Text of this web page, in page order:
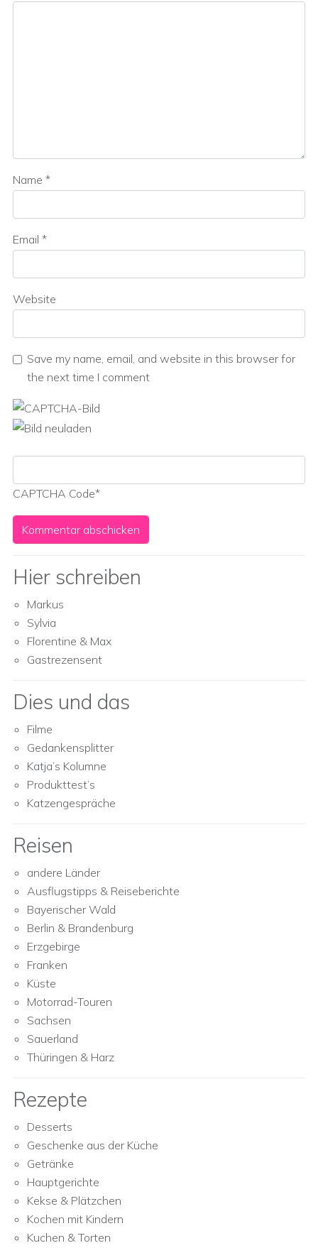
Name *
Email *
Website
Save my name, email, and website in this browser for
the next time I comment
CAPTCHA Code*
Hier schreiben
Markus
Sylvia
Florentine & Max
Gastrezensent
Dies und das
Filme
Gedankensplitter
Katja’s Kolumne
Produkttest’s
Katzengespräche
Reisen
andere Länder
Ausflugstipps & Reiseberichte
Bayerischer Wald
Berlin & Brandenburg
Erzgebirge
Franken
Küste
Motorrad-Touren
Sachsen
Sauerland
Thüringen & Harz
Rezepte
Desserts
Geschenke aus der Küche
Getränke
Hauptgerichte
Kekse & Plätzchen
Kochen mit Kindern
Kuchen & Torten